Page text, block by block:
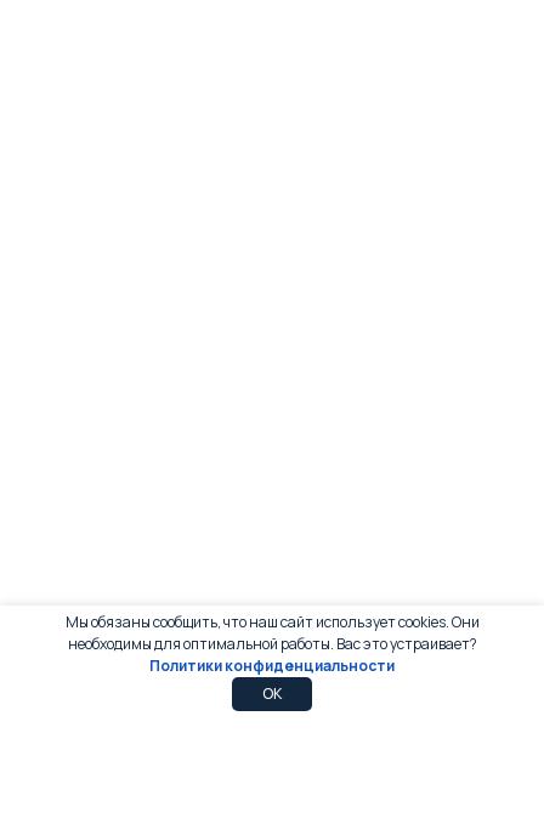
Мы обязаны сообщить, что наш сайт использует cookies. Они
необходимы для оптимальной работы. Вас это устраивает?
Политики конфиденциальности
OK